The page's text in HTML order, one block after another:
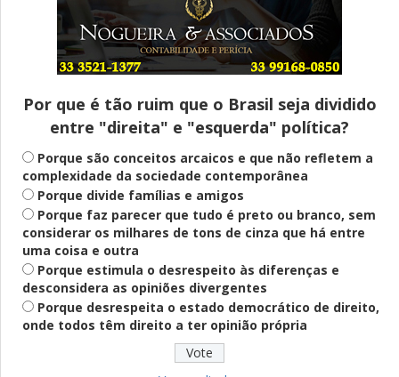
Entenda
Pix Pensão Alimentícia: entenda o que é
e como solicitar
Saúde Mental
Plataforma oferece escuta em saúde
mental para jovens no SUS Digital
Definido
PT lança Patrus Ananias como candidato
ao governo de Minas Gerais
Fies: pré-selecionados têm até terça
Por que é tão ruim que o Brasil seja dividido
entre "direita" e "esquerda" política?
Porque são conceitos arcaicos e que não refletem a
complexidade da sociedade contemporânea
Porque divide famílias e amigos
Porque faz parecer que tudo é preto ou branco, sem
considerar os milhares de tons de cinza que há entre
uma coisa e outra
Porque estimula o desrespeito às diferenças e
desconsidera as opiniões divergentes
Porque desrespeita o estado democrático de direito,
onde todos têm direito a ter opinião própria